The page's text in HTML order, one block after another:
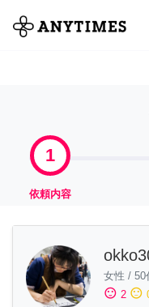
全て
1
依頼内容
女性 / 50
sentiment_satisfied 2 sentiment_neutral